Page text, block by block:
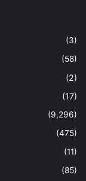
(3)
(58)
(2)
(17)
(9,296)
(475)
(11)
(85)